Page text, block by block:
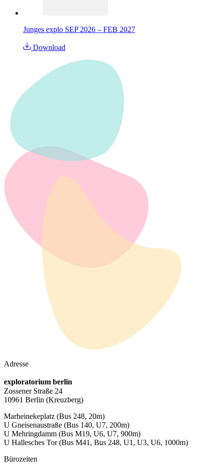
Junges explo SEP 2026 – FEB 2027
Download
Adresse
exploratorium berlin
Zossener Straße 24
10961 Berlin (Kreuzberg)
Marheinekeplatz (Bus 248, 20m)
U Gneisenaustraße (Bus 140, U7, 200m)
U Mehringdamm (Bus M19, U6, U7, 900m)
U Hallesches Tor(Bus M41, Bus 248, U1, U3, U6, 1000m)
Bürozeiten